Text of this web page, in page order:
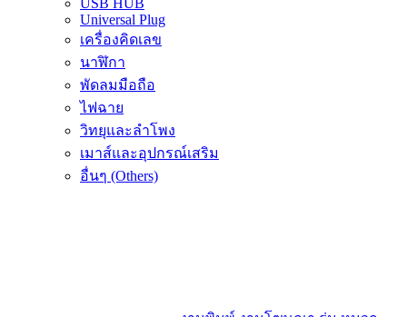
USB HUB
Universal Plug
เครื่องคิดเลข
นาฬิกา
พัดลมมือถือ
ไฟฉาย
วิทยุและลำโพง
เมาส์และอุปกรณ์เสริม
อื่นๆ (Others)